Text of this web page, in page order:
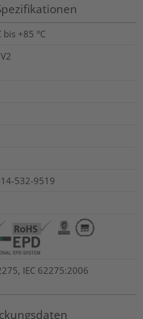
bis +85 °C
532-9519
IEC 62275:2006